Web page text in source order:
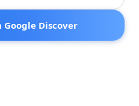
Google Discover